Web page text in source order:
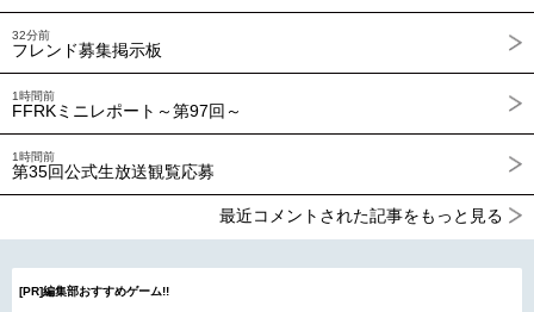
32分前
フレンド募集掲示板
1時間前
FFRKミニレポート～第97回～
1時間前
第35回公式生放送観覧応募
最近コメントされた記事をもっと見る
[PR]編集部おすすめゲーム!!